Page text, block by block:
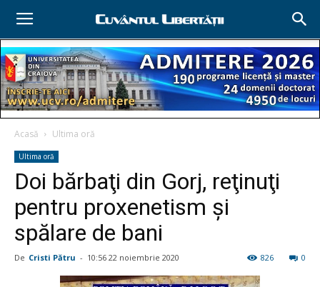
Acasă Ultima oră
Ultima oră
Doi bărbaţi din Gorj, reţinuţi
pentru proxenetism şi
spălare de bani
De Cristi Pătru - 10:56 22 noiembrie 2020 0
826